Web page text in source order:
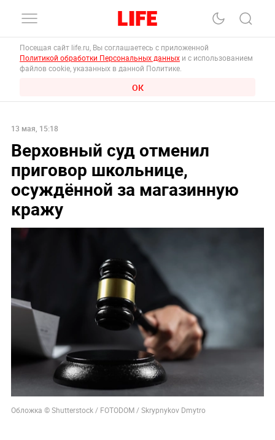
Посещая сайт life.ru, Вы соглашаетесь с приложенной
Политикой обработки Персональных данных и с использованием
файлов cookie, указанных в данной Политике.
ОК
13 мая, 15:18
Верховный суд отменил
приговор школьнице,
осуждённой за магазинную
кражу
Обложка © Shutterstock / FOTODOM / Skrypnykov Dmytro